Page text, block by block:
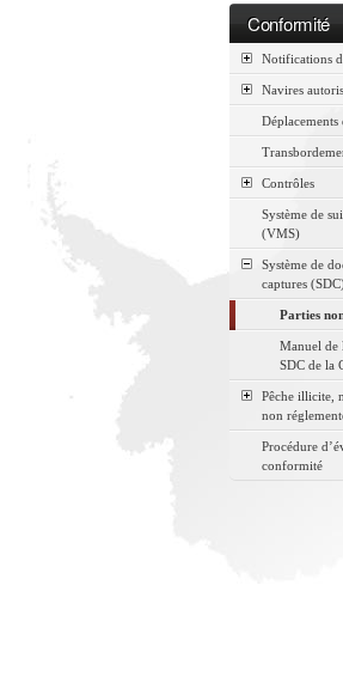
Conformité
Notifications
Navires
Déplacements
Contrôles
Système de
(VMS)
Système de
captures
Parties
Manuel de
SDC de la
Pêche illicite,
non
Procédure
conformité